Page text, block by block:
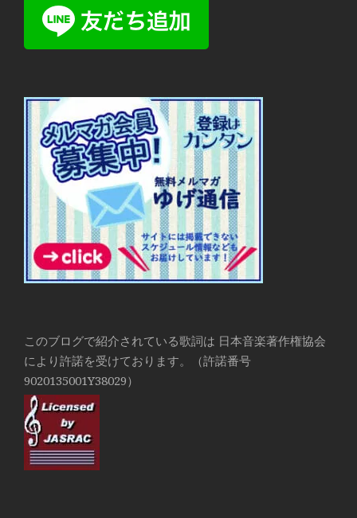
このブログで紹介されている歌詞は 日本音楽著作権協会
により許諾を受けております。（許諾番号
9020135001Y38029）